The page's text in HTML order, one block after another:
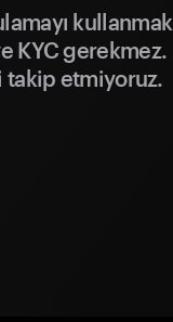
kullanmak
KYC gerekmez.
takip etmiyoruz.